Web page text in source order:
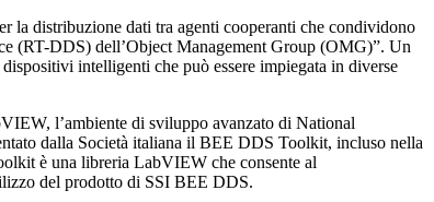
la distribuzione dati tra agenti cooperanti che condividono
(RT-DDS) dell’Object Management Group (OMG)”. Un
intelligenti che può essere impiegata in diverse
l’ambiente di sviluppo avanzato di National
dalla Società italiana il BEE DDS Toolkit, incluso nella
è una libreria LabVIEW che consente al
del prodotto di SSI BEE DDS.